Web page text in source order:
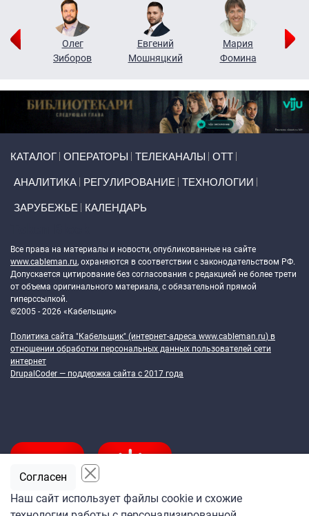
Олег
Зиборов
Евгений
Мошняцкий
Мария
Фомина
КАТАЛОГ ОПЕРАТОРЫ ТЕЛЕКАНАЛЫ ОТТ
АНАЛИТИКА РЕГУЛИРОВАНИЕ ТЕХНОЛОГИИ
ЗАРУБЕЖЬЕ КАЛЕНДАРЬ
Все права на материалы и новости, опубликованные на сайте
www.cableman.ru, охраняются в соответствии с законодательством РФ.
Допускается цитирование без согласования с редакцией не более трети
от объема оригинального материала, с обязательной прямой
гиперссылкой.
©2005 - 2026 «Кабельщик»
Политика сайта "Кабельщик" (интернет-адреса www.cableman.ru) в
отношении обработки персональных данных пользователей сети
интернет
DrupalCoder — поддержка сайта c 2017 года
Наш сайт использует файлы cookie и схожие
Согласен